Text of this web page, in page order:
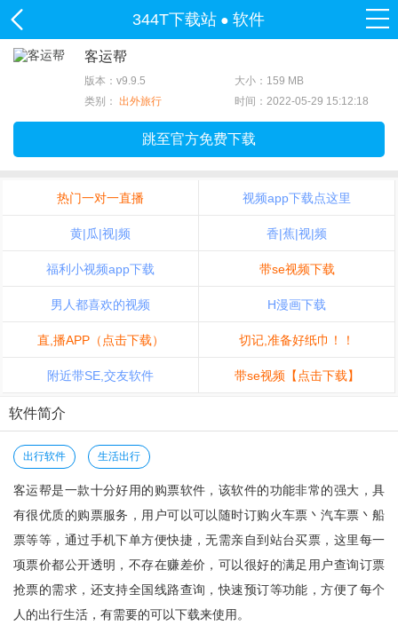
344T下载站 ●软件
客运帮
版本：v9.9.5
大小：159 MB
类别： 出外旅行 时间：2022-05-29 15:12:18
跳至官方免费下载
热门一对一直播 视频app下载点这里
黄|瓜|视|频 香|蕉|视|频
福利小视频app下载 带se视频下载
男人都喜欢的视频 H漫画下载
直,播APP（点击下载） 切记,准备好纸巾！！
附近带SE,交友软件 带se视频【点击下载】
软件简介
出行软件 生活出行
客运帮是一款十分好用的购票软件，该软件的功能非常的强大，具
有很优质的购票服务，用户可以可以随时订购火车票丶汽车票丶船
票等等，通过手机下单方便快捷，无需亲自到站台买票，这里每一
项票价都公开透明，不存在赚差价，可以很好的满足用户查询订票
抢票的需求，还支持全国线路查询，快速预订等功能，方便了每个
人的出行生活，有需要的可以下载来使用。